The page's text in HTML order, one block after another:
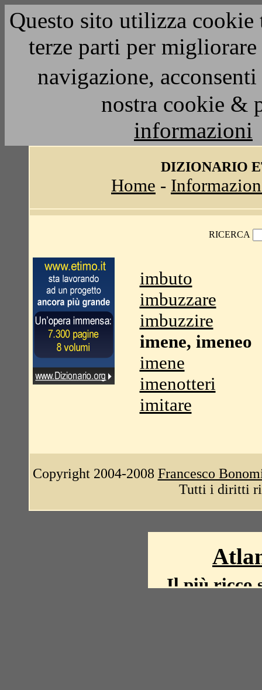
Questo sito utilizza
terze parti per
navigazione,
nostra cookie &
informazioni
DIZIONARIO
Home -
RICERCA
imbuto
imbuzzare
imbuzzire
imene, imeneo
imene
imenotteri
imitare
Copyright 2004-2008 Francesco
Tutti i diritti
Il più ricco